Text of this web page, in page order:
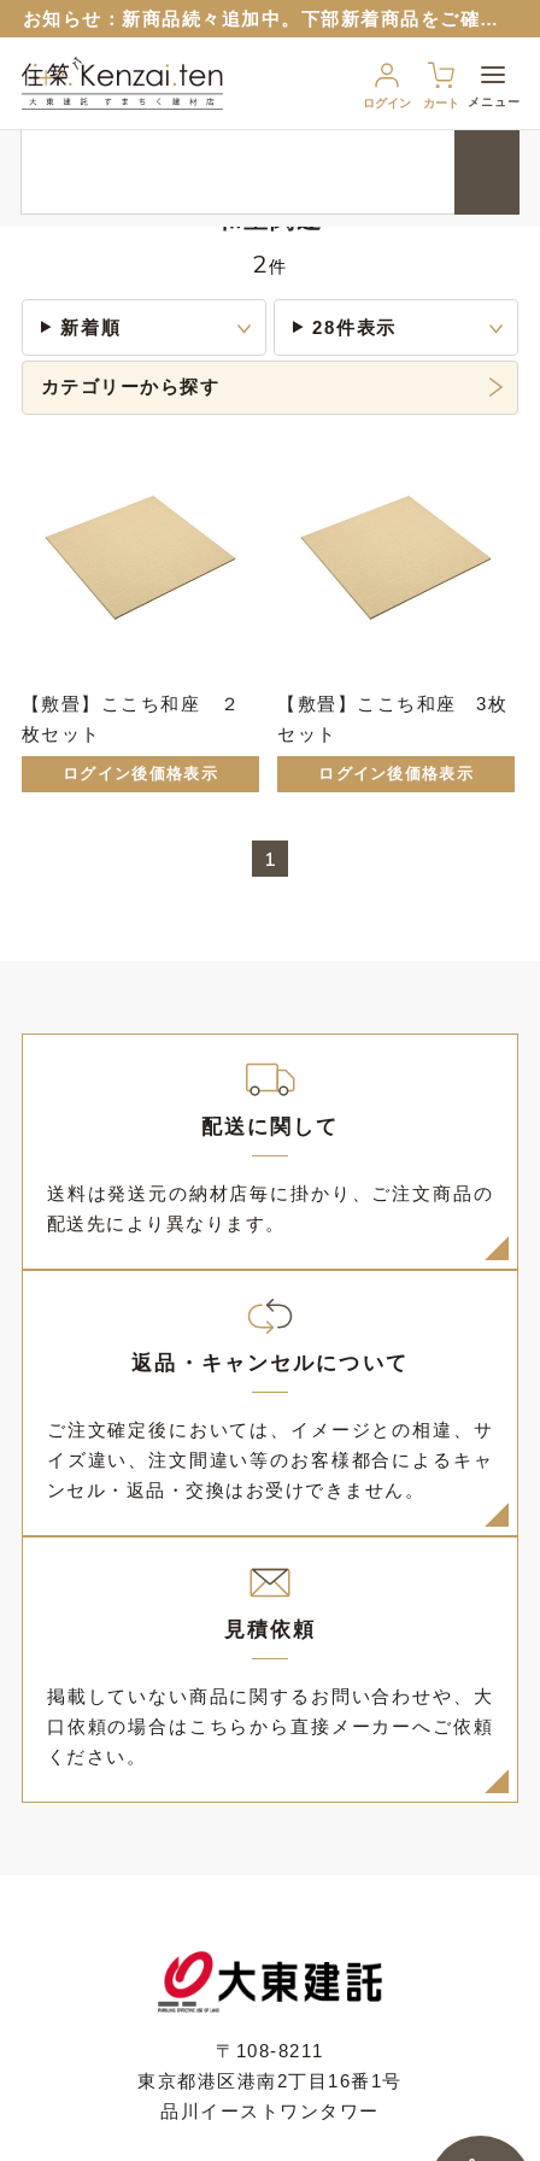
お知らせ： 新商品続々追加中。下部新着商品をご確認ください。
６月１２日からブルーシート販売再開！（８月から値上予定）
９月１７日から、匠ポインとすまちくポイントに連携できるようになりました。 詳細は以下のバナーをクリック！
ログイン カート メニュー
和室関連
2件
新着順 28件表示
カテゴリーから探す
【敷畳】ここち和座 ２
枚セット
ログイン後価格表示
【敷畳】ここち和座 3枚
セット
ログイン後価格表示
1
配送に関して
送料は発送元の納材店毎に掛かり、ご注文商品の
配送先により異なります。
返品・キャンセルについて
ご注文確定後においては、イメージとの相違、サ
イズ違い、注文間違い等のお客様都合によるキャ
ンセル・返品・交換はお受けできません。
見積依頼
掲載していない商品に関するお問い合わせや、大
口依頼の場合はこちらから直接メーカーへご依頼
ください。
〒108-8211
東京都港区港南2丁目16番1号
品川イーストワンタワー